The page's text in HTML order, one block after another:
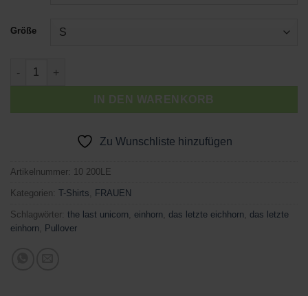
Größe
DAS LETZTE EICHHORN Menge
IN DEN WARENKORB
Zu Wunschliste hinzufügen
Artikelnummer: 10 200LE
Kategorien: T-Shirts FRAUEN
Schlagwörter: the last unicorn einhorn das letzte eichhorn
das letzte
einhorn
Pullover